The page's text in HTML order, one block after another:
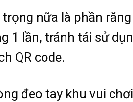
trọng nữa là phần
1 lần, tránh tái sử
QR code.
đeo tay khu vui